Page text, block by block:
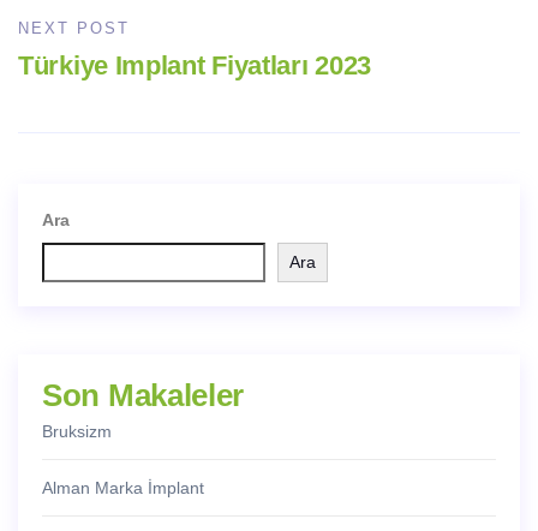
NEXT POST
Türkiye Implant Fiyatları 2023
Ara
Ara
Son Makaleler
Bruksizm
Alman Marka İmplant